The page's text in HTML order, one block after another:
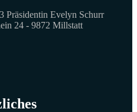
Präsidentin Evelyn Schurr
24 - 9872 Millstatt